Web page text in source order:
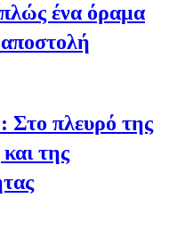
ένα όραμα
πλευρό της
της